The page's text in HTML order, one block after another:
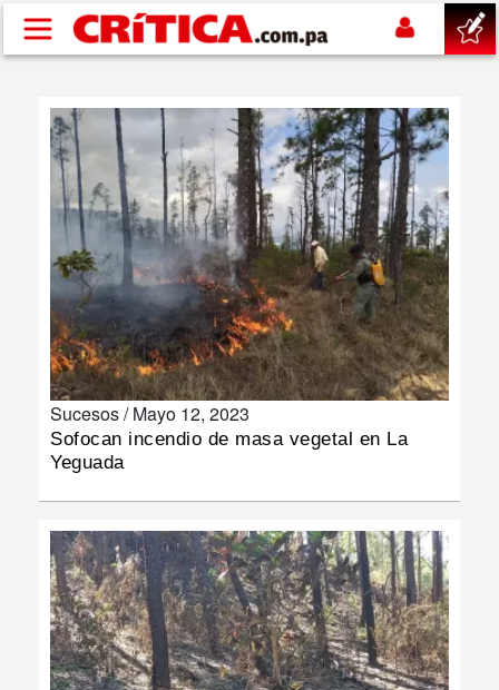
Pasar al contenido principal
SUCESOS
NACIONAL
POLÍTICA
SHOW
DEPORTES
MUNDO
INSÓLITAS
MULTIMEDIA
IMPRESO
Sucesos /Mayo 12, 2023
Sofocan incendio de masa vegetal en La
Yeguada